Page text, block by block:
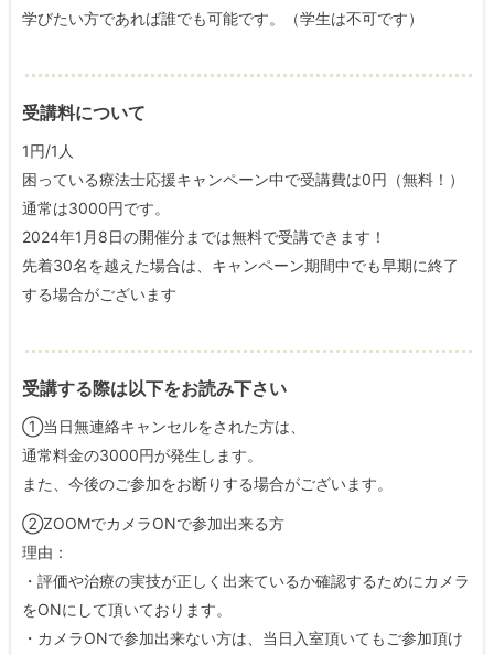
学びたい方であれば誰でも可能です。（学生は不可です）
受講料について
1円/1人
困っている療法士応援キャンペーン中で受講費は0円（無料！）
通常は3000円です。
2024年1月8日の開催分までは無料で受講できます！
先着30名を越えた場合は、キャンペーン期間中でも早期に終了
する場合がございます
受講する際は以下をお読み下さい
①当日無連絡キャンセルをされた方は、
通常料金の3000円が発生します。
また、今後のご参加をお断りする場合がございます。
②ZOOMでカメラONで参加出来る方
理由：
・評価や治療の実技が正しく出来ているか確認するためにカメラ
をONにして頂いております。
・カメラONで参加出来ない方は、当日入室頂いてもご参加頂け